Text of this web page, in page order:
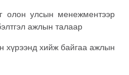
олон улсын менежментээр
ажлын талаар
хүрээнд хийж байгаа ажлын